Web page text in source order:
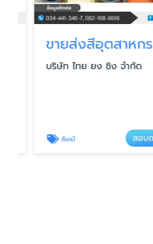
ขายส่งสีอุตสาหกรรม
บริษัท ไทย ยง ซิง จำกัด
สีเคมี